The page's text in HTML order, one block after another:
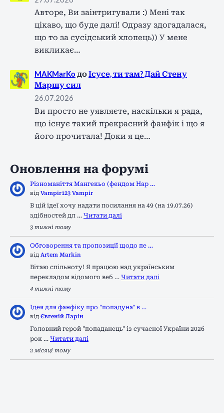
Авторе, Ви заінтригували :) Мені так
цікаво, що буде далі! Одразу здогадалася,
що то за сусідський хлопець)) У мене
викликає…
MAKMarKo доІсусе, ти там? Дай Стену
Маршу сил
26.07.2026
Ви просто не уявляєте, наскільки я рада,
що існує такий прекрасний фанфік і що я
його прочитала! Доки я це…
Оновлення на форумі
Різноманіття Мангекьо (фендом Нар …
від Vampir123 Vampir
В цій ідеї хочу надати посилання на 49 (на 19.07.26)
здібностей дл … Читати далі
3 тижні тому
Обговорення та пропозиції щодо пе …
від Artem Markin
Вітаю спільноту! Я працюю над українським
перекладом відомого веб … Читати далі
4 тижні тому
Ідея для фанфіку про "попадуна" в …
від Євгеній Ларін
Головний герой "попаданець" із сучасної України 2026
рок … Читати далі
2 місяці тому